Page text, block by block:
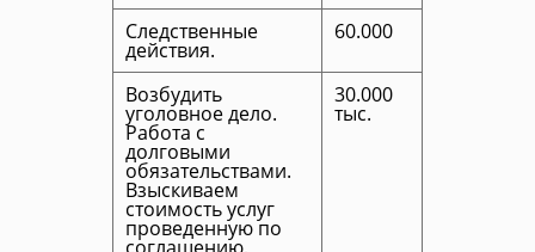
Следственные
действия.
60.000
Возбудить
уголовное дело.
Работа с
долговыми
обязательствами.
Взыскиваем
стоимость услуг
проведенную по
30.000
тыс.